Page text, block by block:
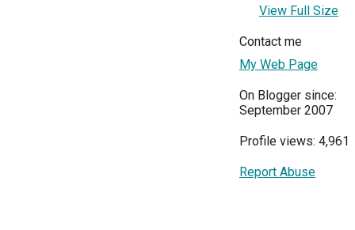
View Full Size
Contact me
My Web Page
On Blogger since:
September 2007
Profile views: 4,961
Report Abuse